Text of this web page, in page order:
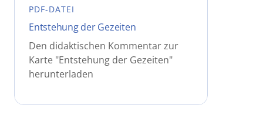
PDF-DATEI
Entstehung der Gezeiten
Den didaktischen Kommentar zur
Karte "Entstehung der Gezeiten"
herunterladen